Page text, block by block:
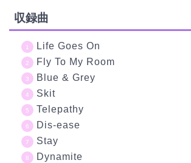
収録曲
Life Goes On
Fly To My Room
Blue & Grey
Skit
Telepathy
Dis-ease
Stay
Dynamite